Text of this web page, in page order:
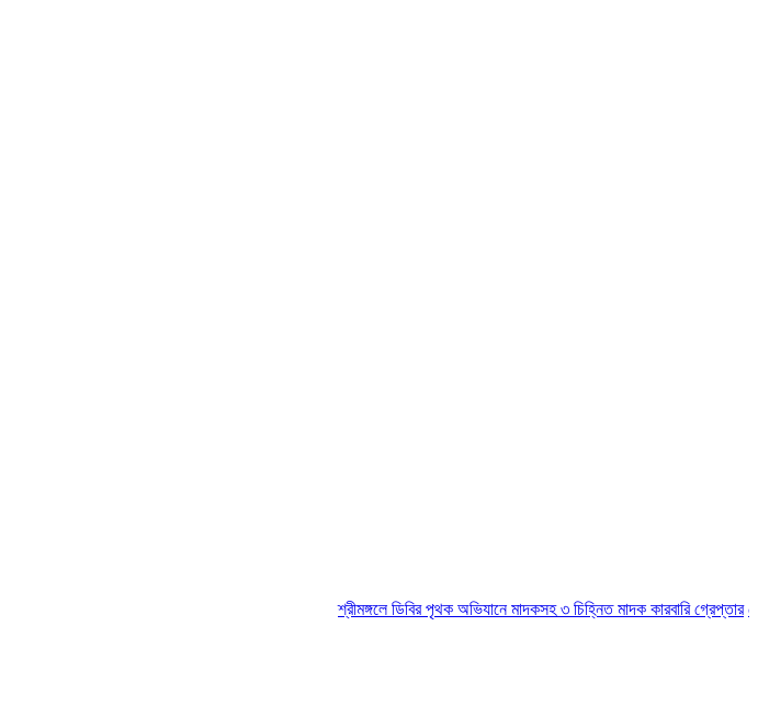
শ্রীমঙ্গলে ডিবির পৃথক অভিযানে মাদকসহ ৩ চিহ্নিত মাদক কারবারি গ্রেপ্তার